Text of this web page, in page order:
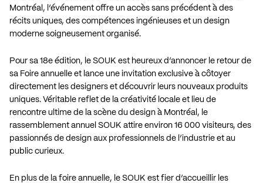
Montréal, l’événement offre un accès sans précédent à des
récits uniques, des compétences ingénieuses et un design
moderne soigneusement organisé.
Pour sa 18e édition, le SOUK est heureux d’annoncer le retour de
sa Foire annuelle et lance une invitation exclusive à côtoyer
directement les designers et découvrir leurs nouveaux produits
uniques. Véritable reflet de la créativité locale et lieu de
rencontre ultime de la scène du design à Montréal, le
rassemblement annuel SOUK attire environ 16 000 visiteurs, des
passionnés de design aux professionnels de l’industrie et au
public curieux.
En plus de la foire annuelle, le SOUK est fier d’accueillir les